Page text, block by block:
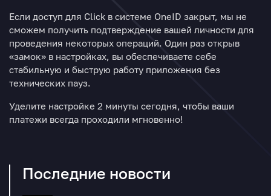
Если доступ для Click в системе OneID закрыт, мы не
сможем получить подтверждение вашей личности для
проведения некоторых операций. Один раз открыв
«замок» в настройках, вы обеспечиваете себе
стабильную и быструю работу приложения без
технических пауз.
Уделите настройке 2 минуты сегодня, чтобы ваши
платежи всегда проходили мгновенно!
Последние новости